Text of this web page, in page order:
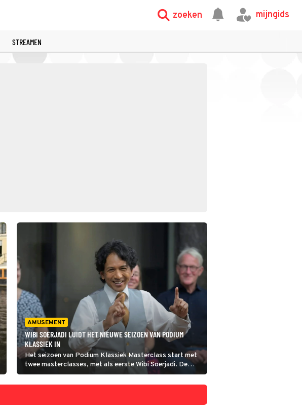
zoeken mijngids
STREAMEN
AMUSEMENT
WIBI SOERJADI LUIDT HET NIEUWE SEIZOEN VAN PODIUM
KLASSIEK IN
Het seizoen van Podium Klassiek Masterclass start met
twee masterclasses, met als eerste Wibi Soerjadi. De
pianist speelt een concert van Rachmaninov en geeft zijn
kennis door aan drie jeugdige talenten die stukken spelen